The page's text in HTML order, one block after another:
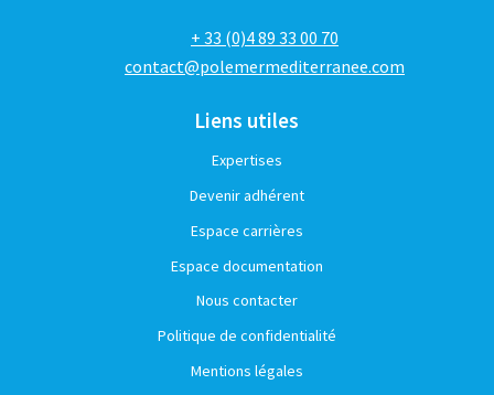
+ 33 (0)4 89 33 00 70
contact@polemermediterranee.com
Liens utiles
Expertises
Devenir adhérent
Espace carrières
Espace documentation
Nous contacter
Politique de confidentialité
Mentions légales